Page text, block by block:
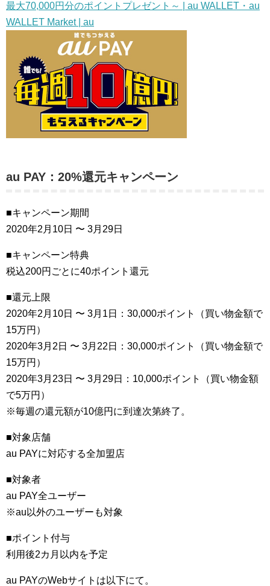
最大70,000円分のポイントプレゼント～ | au WALLET・au
WALLET Market | au
au PAY：20%還元キャンペーン
■キャンペーン期間
2020年2月10日 〜 3月29日
■キャンペーン特典
税込200円ごとに40ポイント還元
■還元上限
2020年2月10日 〜 3月1日：30,000ポイント（買い物金額で
15万円）
2020年3月2日 〜 3月22日：30,000ポイント（買い物金額で
15万円）
2020年3月23日 〜 3月29日：10,000ポイント（買い物金額
で5万円）
※毎週の還元額が10億円に到達次第終了。
■対象店舗
au PAYに対応する全加盟店
■対象者
au PAY全ユーザー
※au以外のユーザーも対象
■ポイント付与
利用後2カ月以内を予定
au PAYのWebサイトは以下にて。